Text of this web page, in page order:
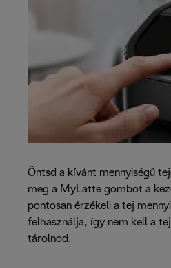
Öntsd a kívánt mennyiségű
meg a MyLatte gombot a
pontosan érzékeli a tej
felhasználja, így nem kell a
tárolnod.